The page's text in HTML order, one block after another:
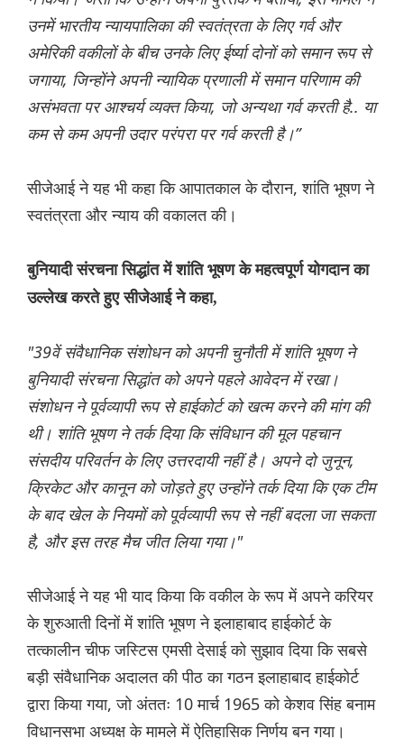
उनमें भारतीय न्यायपालिका की स्वतंत्रता के लिए गर्व और
अमेरिकी वकीलों के बीच उनके लिए ईर्ष्या दोनों को समान रूप से
जगाया, जिन्होंने अपनी न्यायिक प्रणाली में समान परिणाम की
असंभवता पर आश्चर्य व्यक्त किया, जो अन्यथा गर्व करती है.. या
कम से कम अपनी उदार परंपरा पर गर्व करती है।”
सीजेआई ने यह भी कहा कि आपातकाल के दौरान, शांति भूषण ने
स्वतंत्रता और न्याय की वकालत की।
बुनियादी संरचना सिद्धांत में शांति भूषण के महत्वपूर्ण योगदान का
उल्लेख करते हुए सीजेआई ने कहा,
"39वें संवैधानिक संशोधन को अपनी चुनौती में शांति भूषण ने
बुनियादी संरचना सिद्धांत को अपने पहले आवेदन में रखा।
संशोधन ने पूर्वव्यापी रूप से हाईकोर्ट को खत्म करने की मांग की
थी। शांति भूषण ने तर्क दिया कि संविधान की मूल पहचान
संसदीय परिवर्तन के लिए उत्तरदायी नहीं है। अपने दो जुनून,
क्रिकेट और कानून को जोड़ते हुए उन्होंने तर्क दिया कि एक टीम
के बाद खेल के नियमों को पूर्वव्यापी रूप से नहीं बदला जा सकता
है, और इस तरह मैच जीत लिया गया।"
सीजेआई ने यह भी याद किया कि वकील के रूप में अपने करियर
के शुरुआती दिनों में शांति भूषण ने इलाहाबाद हाईकोर्ट के
तत्कालीन चीफ जस्टिस एमसी देसाई को सुझाव दिया कि सबसे
बड़ी संवैधानिक अदालत की पीठ का गठन इलाहाबाद हाईकोर्ट
द्वारा किया गया, जो अंततः 10 मार्च 1965 को केशव सिंह बनाम
विधानसभा अध्यक्ष के मामले में ऐतिहासिक निर्णय बन गया।